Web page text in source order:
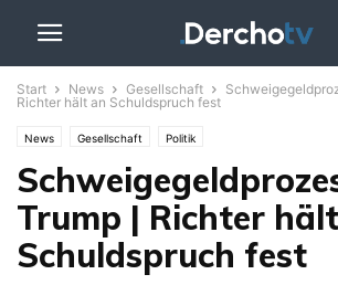
Start News Gesellschaft
Richter hält an Schuldspruch fest
News Gesellschaft Politik
Trump | Richter
Schuldspruch fest